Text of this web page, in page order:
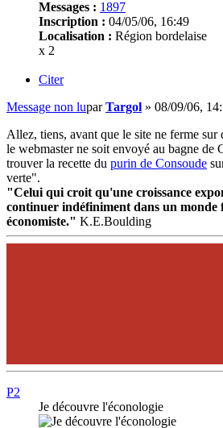
Messages : 1897
Inscription : 04/05/06, 16:49
Localisation : Région bordelaise
x 2
Citer
Message non luparTargol » 08/09/06,
Allez, tiens, avant que le site ne ferme sur
le webmaster ne soit envoyé au bagne de
trouver la recette du purin de Consoude
verte".
"Celui qui croit qu'une croissance
continuer indéfiniment dans un monde
économiste." K.E.Boulding
P2
Je découvre l'éconologie